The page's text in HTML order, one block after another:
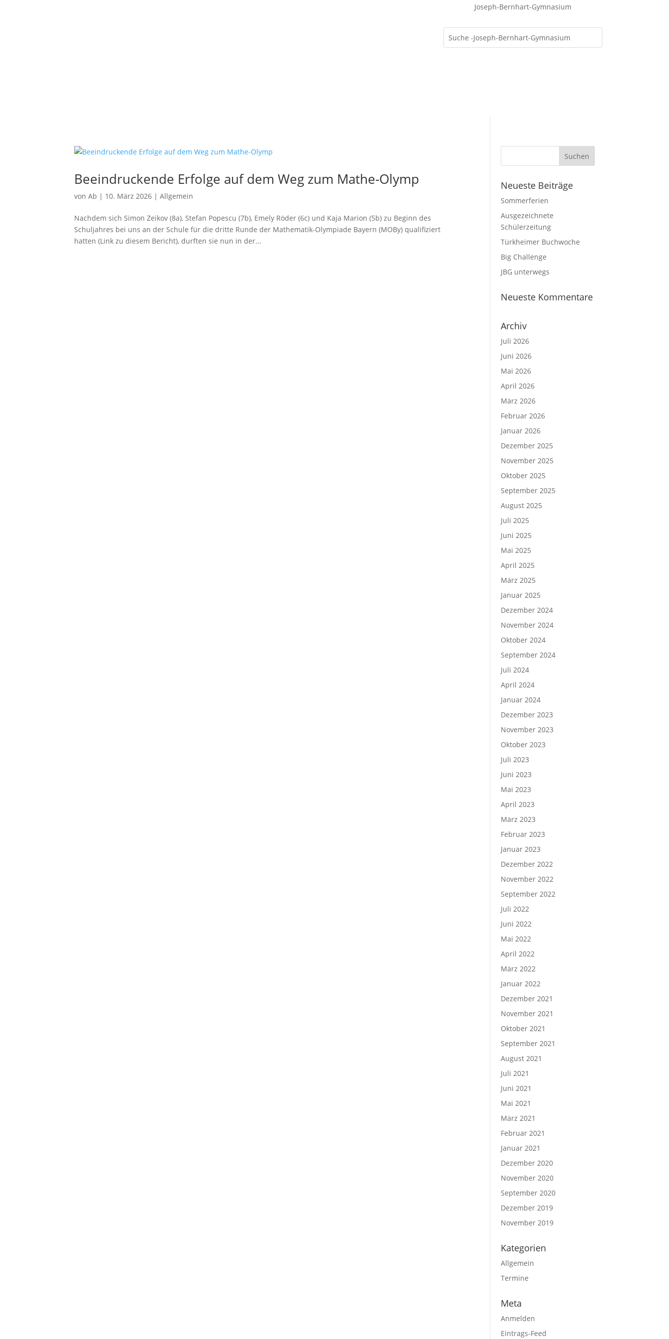
Joseph-Bernhart-Gymnasium
Beeindruckende Erfolge auf dem Weg zum Mathe-Olymp
vonAb | 10. März 2026 |Allgemein
Nachdem sich Simon Zeikov (8a), Stefan Popescu (7b), Emely Röder (6c) und Kaja Marion (5b) zu Beginn des
Schuljahres bei uns an der Schule für die dritte Runde der Mathematik-Olympiade Bayern (MOBy) qualifiziert
hatten (Link zu diesem Bericht), durften sie nun in der...
Neueste Beiträge
Sommerferien
Ausgezeichnete
Schülerzeitung
Türkheimer Buchwoche
Big Challenge
JBG unterwegs
Neueste Kommentare
Archiv
Juli 2026
Juni 2026
Mai 2026
April 2026
März 2026
Februar 2026
Januar 2026
Dezember 2025
November 2025
Oktober 2025
September 2025
August 2025
Juli 2025
Juni 2025
Mai 2025
April 2025
März 2025
Januar 2025
Dezember 2024
November 2024
Oktober 2024
September 2024
Juli 2024
April 2024
Januar 2024
Dezember 2023
November 2023
Oktober 2023
Juli 2023
Juni 2023
Mai 2023
April 2023
März 2023
Februar 2023
Januar 2023
Dezember 2022
November 2022
September 2022
Juli 2022
Juni 2022
Mai 2022
April 2022
März 2022
Januar 2022
Dezember 2021
November 2021
Oktober 2021
September 2021
August 2021
Juli 2021
Juni 2021
Mai 2021
März 2021
Februar 2021
Januar 2021
Dezember 2020
November 2020
September 2020
Dezember 2019
November 2019
Kategorien
Allgemein
Termine
Meta
Anmelden
Eintrags-Feed